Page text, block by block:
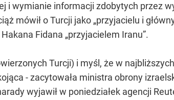
i wymianie informacji zdobytych przez
mówił o Turcji jako „przyjacielu i
Fidana „przyjacielem Iranu”.
Turcji) i myśl, że w
- zacytowała ministra obrony
wyjawił w poniedziałek agencji